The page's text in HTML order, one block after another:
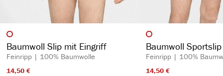
Artikelfarbe
Baumwoll Slip mit Eingriff
Feinripp | 100% Baumwolle
14,50 €​
Artikelfarbe
Baumwoll
Feinripp | 100%
14,50 €​